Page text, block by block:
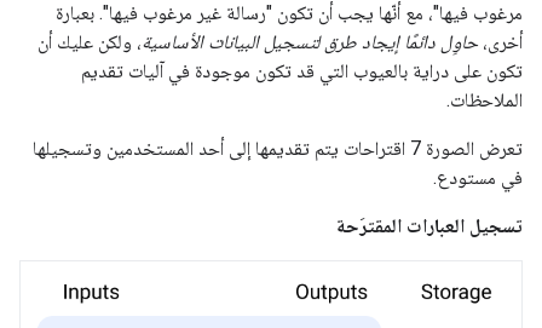
مرغوب فيها"، مع أنّها يجب أن تكون "رسالة غير مرغوب فيها". بعبارة
أخرى، حاوِل دائمًا إيجاد طرق لتسجيل البيانات الأساسية، ولكن عليك أن
تكون على دراية بالعيوب التي قد تكون موجودة في آليات تقديم
الملاحظات.
تعرض الصورة 7 اقتراحات يتم تقديمها إلى أحد المستخدمين وتسجيلها
في مستودع.
تسجيل العبارات المقترَحة